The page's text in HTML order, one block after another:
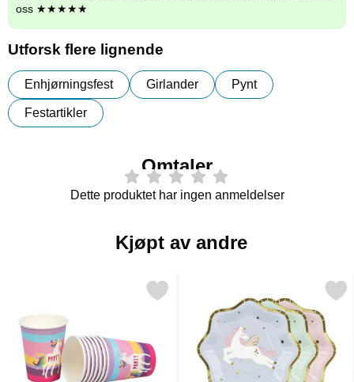
oss ★★★★★
Utforsk flere lignende
Enhjørningsfest Girlander Pynt
Festartikler
Omtaler
Dette produktet har ingen anmeldelser
Kjøpt av andre
Merk pappkopper Unicorn Party som favoritt
Merk pappasjetter Hoppende